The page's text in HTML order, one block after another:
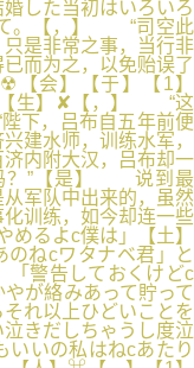
した当初はいろいろ
て。【，】 “司空此
是非常之事，当行非
而为之，以免贻误了
【会】【于】【1】
【生】✘【，】 “这
下，吕布自五年前便
建水师，训练水军，
内附大汉，吕布却一
？”【是】 说到最
军队中出来的，虽然
训练，如今却连一些
めるよc僕は」【土】
ねcワタナベ君」と
「警告しておくけどc
が絡みあって貯って
れ以上ひどいことを
きだしちゃうし度泣
いいの私はねcあたり